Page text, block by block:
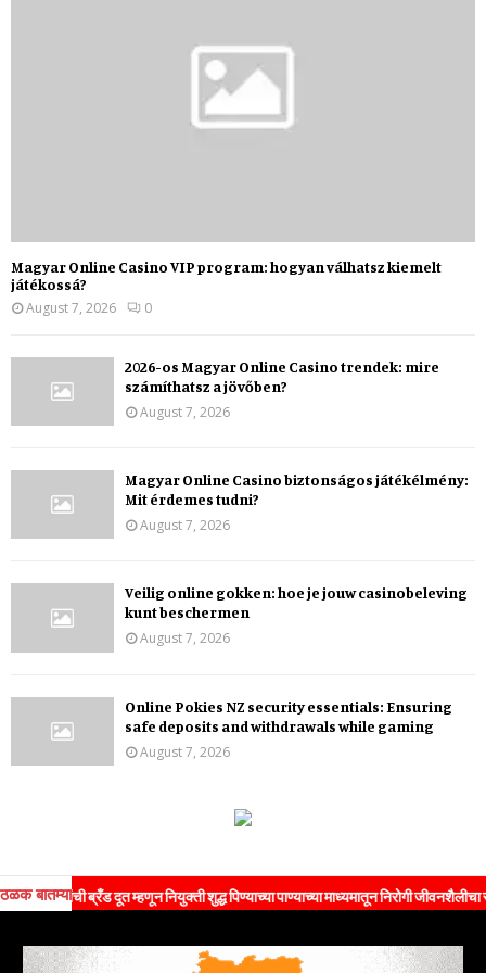
Magyar Online Casino VIP program: hogyan válhatsz kiemelt
játékossá?
August 7, 2026
0
2026-os Magyar Online Casino trendek: mire
számíthatsz a jövőben?
August 7, 2026
Magyar Online Casino biztonságos játékélmény:
Mit érdemes tudni?
August 7, 2026
Veilig online gokken: hoe je jouw casinobeleving
kunt beschermen
August 7, 2026
Online Pokies NZ security essentials: Ensuring
safe deposits and withdrawals while gaming
August 7, 2026
ठळक बातम्याब्रँड दूत म्हणून नियुक्ती शुद्ध पिण्याच्या पाण्याच्या माध्यमातून निरोगी जीवनशैलीचा संदेश